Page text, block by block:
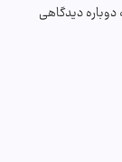
دیدگاهی